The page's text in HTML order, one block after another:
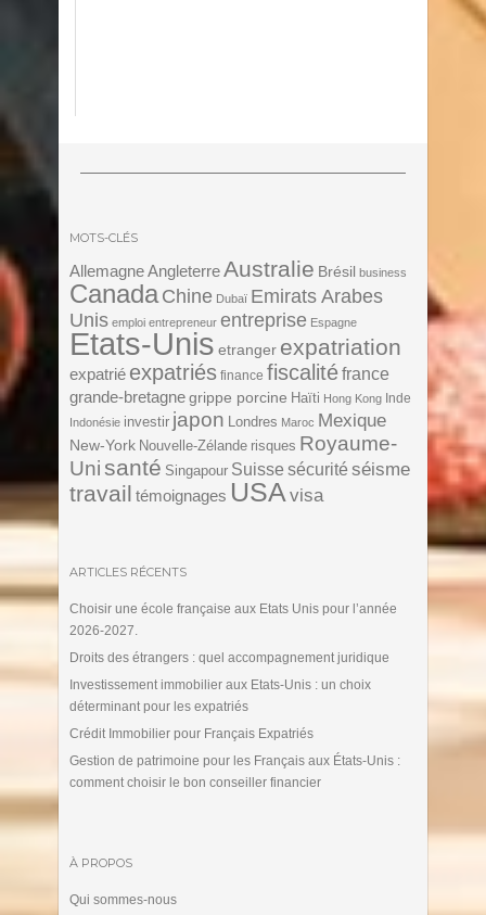
MOTS-CLÉS
Allemagne AngleterreAustralie Brésil business
Canada Chine Dubaï Emirats Arabes
Unis emploi entrepreneur entreprise Espagne
Etats-Unis etranger expatriation
expatrié expatriés finance fiscalitéfrance
grande-bretagne grippe porcine Haïti Hong Kong Inde
Indonésie investir japon Londres Maroc Mexique
New-York Nouvelle-Zélande risques Royaume-
Unisanté Singapour Suisse sécurité séisme
travail témoignages USA visa
ARTICLES RÉCENTS
Choisir une école française aux Etats Unis pour l’année
2026-2027.
Droits des étrangers : quel accompagnement juridique
Investissement immobilier aux Etats-Unis : un choix
déterminant pour les expatriés
Crédit Immobilier pour Français Expatriés
Gestion de patrimoine pour les Français aux États-Unis :
comment choisir le bon conseiller financier
À PROPOS
Qui sommes-nous